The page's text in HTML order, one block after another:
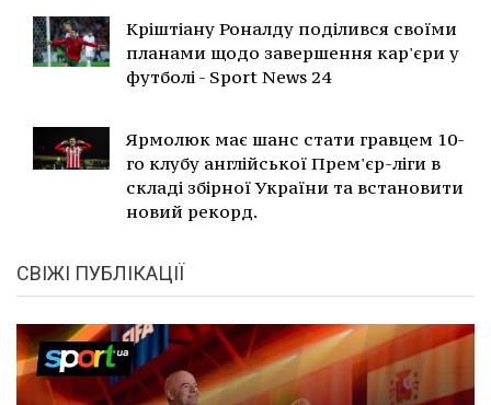
Кріштіану Роналду поділився своїми
планами щодо завершення кар'єри у
футболі - Sport News 24
Ярмолюк має шанс стати гравцем 10-
го клубу англійської Прем'єр-ліги в
складі збірної України та встановити
новий рекорд.
СВІЖІ ПУБЛІКАЦІЇ